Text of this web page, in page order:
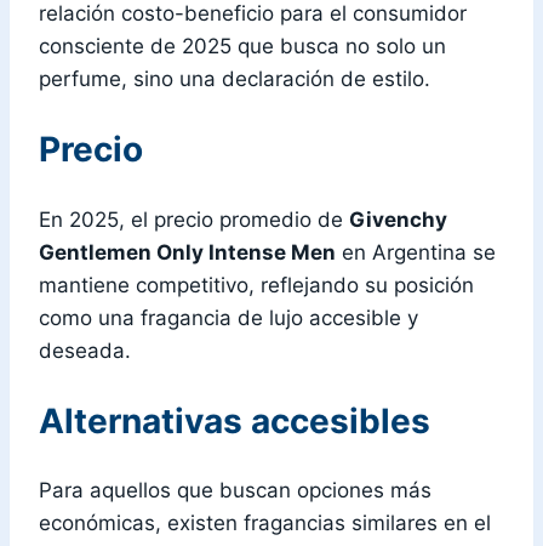
relación costo-beneficio para el consumidor
consciente de 2025 que busca no solo un
perfume, sino una declaración de estilo.
Precio
En 2025, el precio promedio de Givenchy
Gentlemen Only Intense Men en Argentina se
mantiene competitivo, reflejando su posición
como una fragancia de lujo accesible y
deseada.
Alternativas accesibles
Para aquellos que buscan opciones más
económicas, existen fragancias similares en el